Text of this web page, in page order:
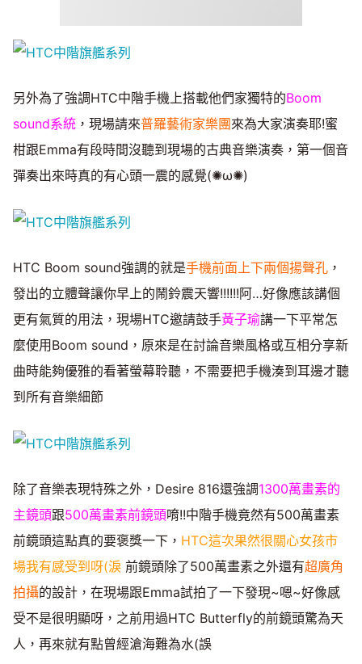
另外為了強調HTC中階手機上搭載他們家獨特的Boom
sound系統 ，現場請來普羅藝術家樂團來為大家演奏耶!蜜
柑跟Emma有段時間沒聽到現場的古典音樂演奏，第一個音
彈奏出來時真的有心頭一震的感覺(✺ω✺)
HTC Boom sound強調的就是手機前面上下兩個揚聲孔 ，
發出的立體聲讓你早上的鬧鈴震天響!!!!!!阿…好像應該講個
更有氣質的用法，現場HTC邀請鼓手黃子瑜講一下平常怎
麼使用Boom sound，原來是在討論音樂風格或互相分享新
曲時能夠優雅的看著螢幕聆聽，不需要把手機湊到耳邊才聽
到所有音樂細節
除了音樂表現特殊之外，Desire 816還強調1300萬畫素的
主鏡頭跟500萬畫素前鏡頭唷!!中階手機竟然有500萬畫素
前鏡頭這點真的要褒獎一下， HTC這次果然很關心女孩市
場我有感受到呀(淚 前鏡頭除了500萬畫素之外還有超廣角
拍攝的設計，在現場跟Emma試拍了一下發現~嗯~好像感
受不是很明顯呀，之前用過HTC Butterfly的前鏡頭驚為天
人，再來就有點曾經滄海難為水(誤